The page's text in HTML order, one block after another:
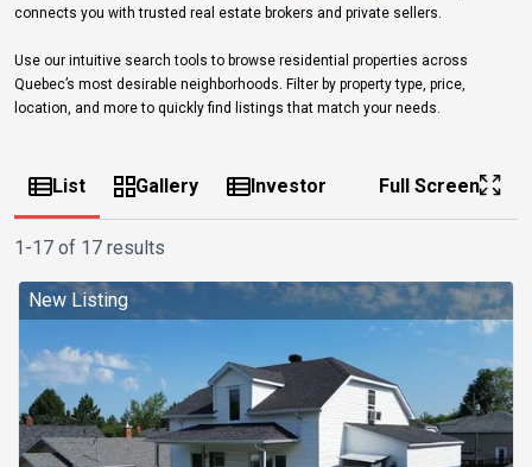
connects you with trusted real estate brokers and private sellers.
Use our intuitive search tools to browse residential properties across
Quebec’s most desirable neighborhoods. Filter by property type, price,
location, and more to quickly find listings that match your needs.
List Gallery Investor Full Screen
1-17 of 17 results
New Listing